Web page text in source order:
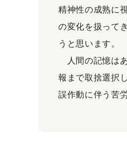
精神性の成熟に
の変化を扱って
うと思います。
人間の記憶は
報まで取捨選択
誤作動に伴う苦